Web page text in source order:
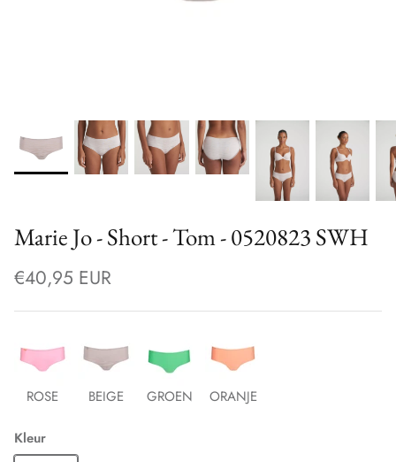
Marie Jo - Short - Tom - 0520823 SWH
€40,95 EUR
ROSE BEIGE GROEN ORANJE
Kleur